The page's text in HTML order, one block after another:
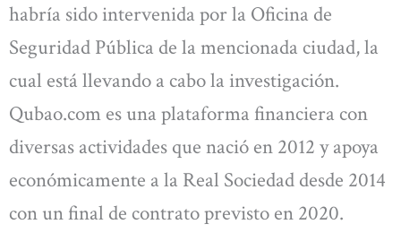
habría sido intervenida por la Oficina de
Seguridad Pública de la mencionada ciudad, la
cual está llevando a cabo la investigación.
Qubao.com es una plataforma financiera con
diversas actividades que nació en 2012 y apoya
económicamente a la Real Sociedad desde 2014
con un final de contrato previsto en 2020.